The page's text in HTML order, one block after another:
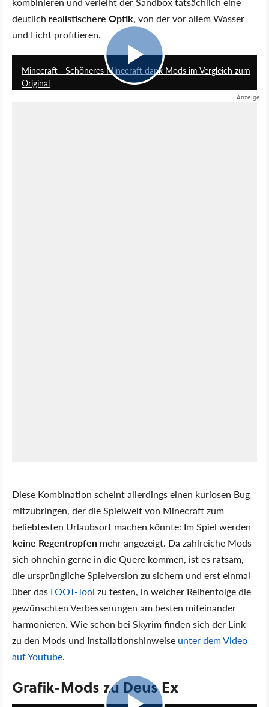
deutlich realistischere Optik, von der vor allem Wasser
und Licht profitieren.
Minecraft - Schöneres Minecraft dank Mods im Vergleich zum
Original
Diese Kombination scheint allerdings einen kuriosen Bug
mitzubringen, der die Spielwelt von Minecraft zum
beliebtesten Urlaubsort machen könnte: Im Spiel werden
keine Regentropfen mehr angezeigt. Da zahlreiche Mods
sich ohnehin gerne in die Quere kommen, ist es ratsam,
die ursprüngliche Spielversion zu sichern und erst einmal
über das LOOT-Tool zu testen, in welcher Reihenfolge die
gewünschten Verbesserungen am besten miteinander
harmonieren. Wie schon bei Skyrim finden sich der Link
zu den Mods und Installationshinweise unter dem Video
auf Youtube.
Grafik-Mods zu Deus Ex